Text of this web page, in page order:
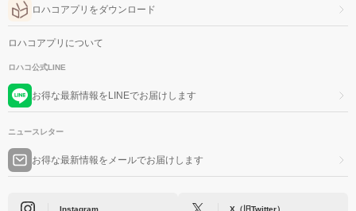
ロハコアプリをダウンロード
ロハコアプリについて
ロハコ公式LINE
お得な最新情報をLINEでお届けします
ニュースレター
お得な最新情報をメールでお届けします
Instagram X（旧Twitter）